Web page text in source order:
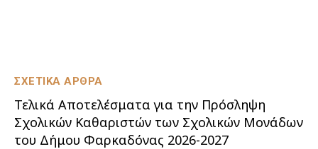
ΣΧΕΤΙΚΑ ΑΡΘΡΑ
Τελικά Αποτελέσματα για την Πρόσληψη
Σχολικών Καθαριστών των Σχολικών Μονάδων
του Δήμου Φαρκαδόνας 2026-2027